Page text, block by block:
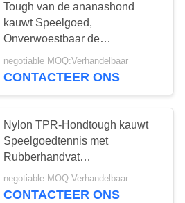
35
Tough van de ananashond
kauwt Speelgoed,
Onverwoestbaar de
Hondspeelgoed van de
Voedselrang voor Agressieve
negotiable MOQ:Verhandelbaar
CONTACTEER ONS
Nylon TPR-Hondtough kauwt
Speelgoedtennis met
Rubberhandvat
Vriendschappelijke Eco
negotiable MOQ:Verhandelbaar
CONTACTEER ONS